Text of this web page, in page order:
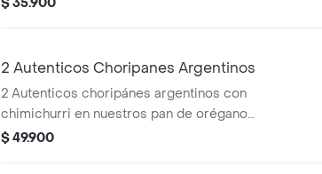
2 Autenticos Choripanes Argentinos
2 Autenticos choripánes argentinos con
chimichurri en nuestros pan de orégano
de 18cm, 2 toppings a elección y 2
$ 49.900